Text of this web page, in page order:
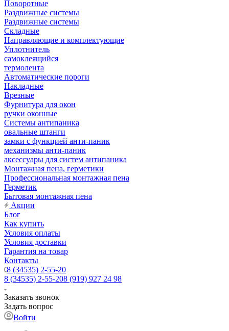
Поворотные
Раздвижные системы
Раздвижные системы
Складные
Направляющие и комплектующие
Уплотнитель
самоклеящийся
термолента
Автоматические пороги
Накладные
Врезные
Фурнитура для окон
ручки оконные
Системы антипаника
овальные штанги
замки с функцией анти-паник
механизмы анти-паник
аксессуары для систем антипаника
Монтажная пена, герметики
Профессиональная монтажная пена
Герметик
Бытовая монтажная пена
Акции
Блог
Как купить
Условия оплаты
Условия доставки
Гарантия на товар
Контакты
8 (34535) 2-55-20
8 (34535) 2-55-208 (919) 927 24 98
Заказать звонок
Задать вопрос
Войти